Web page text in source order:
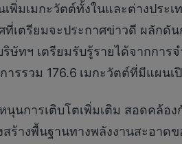
พิ่มเมกะวัตต์ทั้งในและต่างประ
เตรียมจะประกาศข่าวดี ผลักดั
ริษัทฯ เตรียมรับรู้รายได้จากกา
ารรวม 176.6 เมกะวัตต์ที่มีแผนเ
นการเติบโตเพิ่มเติม สอดคล้อ
สร้างพื้นฐานทางพลังงานสะอา